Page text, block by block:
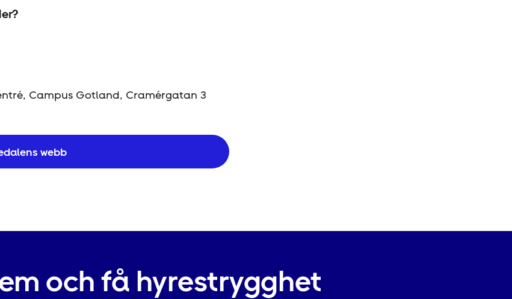
Campus Gotland, Cramérgatan 3
webb
och få hyrestrygghet